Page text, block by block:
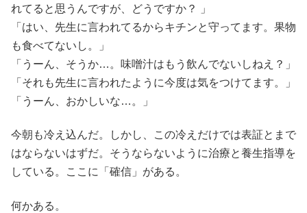
れてると思うんですが、どうですか？ 」
「はい、先生に言われてるからキチンと守ってます。果物
も食べてないし。」
「うーん、そうか…。味噌汁はもう飲んでないしねえ？」
「それも先生に言われたように今度は気をつけてます。」
「うーん、おかしいな…。」
今朝も冷え込んだ。しかし、この冷えだけでは表証とまで
はならないはずだ。そうならないように治療と養生指導を
している。ここに「確信」がある。
何かある。